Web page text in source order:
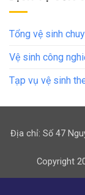
Tổng vệ sinh
Vệ sinh công
Tạp vụ vệ sinh
Địa chỉ: Số 47
Copyright